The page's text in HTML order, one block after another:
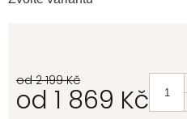
od 2 199 Kč
od 1 869 Kč